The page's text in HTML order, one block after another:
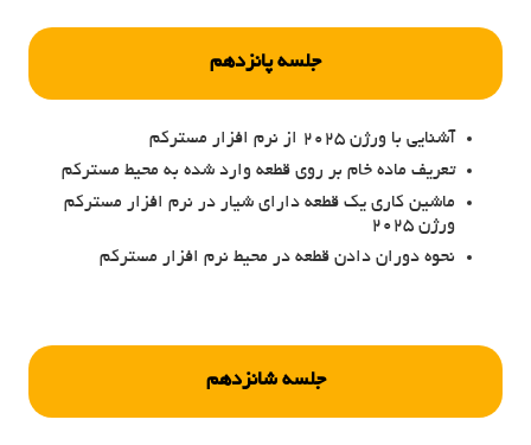
جلسه پانزدهم
آشنایی با ورژن 2025 از نرم افزار مسترکم
تعریف ماده خام بر روی قطعه وارد شده به محیط مسترکم
ماشین کاری یک قطعه دارای شیار در نرم افزار مسترکم
ورژن 2025
نحوه دوران دادن قطعه در محیط نرم افزار مسترکم
جلسه شانزدهم